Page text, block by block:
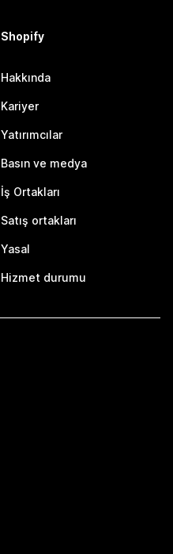
Shopify
Hakkında
Kariyer
Yatırımcılar
Basın ve medya
İş Ortakları
Satış ortakları
Yasal
Hizmet durumu